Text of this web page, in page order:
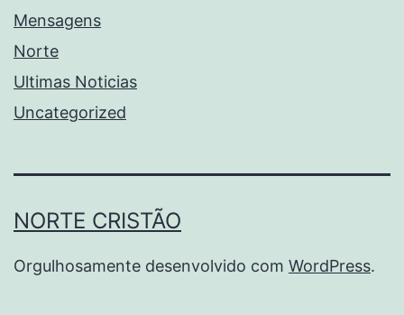
Mensagens
Norte
Ultimas Noticias
Uncategorized
NORTE CRISTÃO
Orgulhosamente desenvolvido com WordPress.